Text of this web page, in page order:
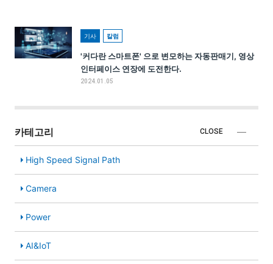
기사 칼럼
'커다란 스마트폰' 으로 변모하는 자동판매기, 영상
인터페이스 연장에 도전한다.
2024.01.05
카테고리 CLOSE
High Speed Signal Path
Camera
Power
AI&IoT